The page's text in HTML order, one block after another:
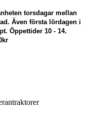
torsdagar mellan
Även första lördagen i
Öppettider 10 - 14.